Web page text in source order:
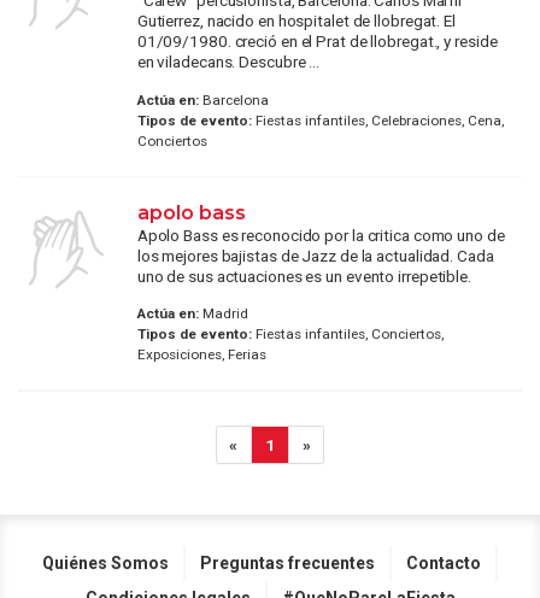
Gutierrez, nacido en hospitalet de llobregat. El
01/09/1980. creció en el Prat de llobregat., y reside
en viladecans. Descubre ...
Actúa en:Barcelona
Tipos de evento:Fiestas infantiles, Celebraciones, Cena,
Conciertos
apolo bass
Apolo Bass es reconocido por la critica como uno de
los mejores bajistas de Jazz de la actualidad. Cada
uno de sus actuaciones es un evento irrepetible.
Actúa en:Madrid
Tipos de evento:Fiestas infantiles, Conciertos,
Exposiciones, Ferias
« 1 »
Quiénes Somos Preguntas frecuentes
Contacto